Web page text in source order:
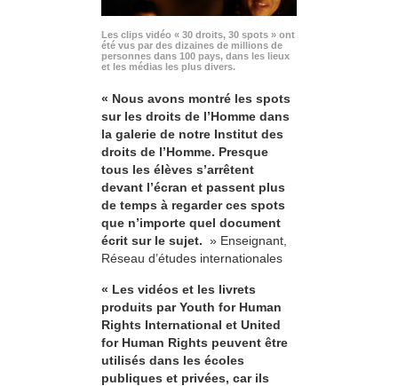
Les clips vidéo « 30 droits, 30 spots » ont
été vus par des dizaines de millions de
personnes dans 100 pays, dans les lieux
et les médias les plus divers.
« Nous avons montré les spots
sur les droits de l’Homme dans
la galerie de notre Institut des
droits de l’Homme. Presque
tous les élèves s’arrêtent
devant l’écran et passent plus
de temps à regarder ces spots
que n’importe quel document
écrit sur le sujet. » Enseignant,
Réseau d’études internationales
« Les vidéos et les livrets
produits par Youth for Human
Rights International et United
for Human Rights peuvent être
utilisés dans les écoles
publiques et privées, car ils